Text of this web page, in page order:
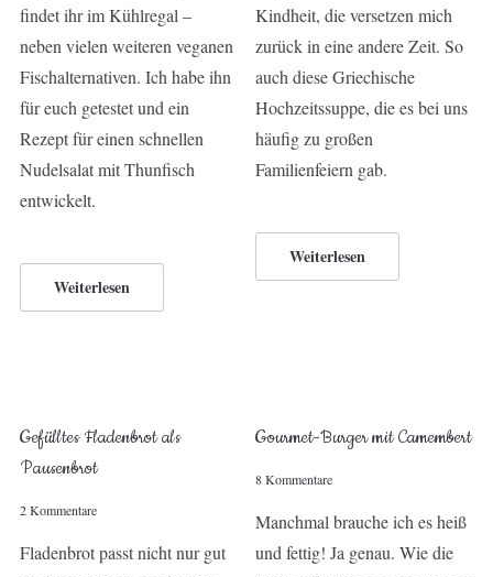
findet ihr im Kühlregal –
neben vielen weiteren veganen
Fischalternativen. Ich habe ihn
für euch getestet und ein
Rezept für einen schnellen
Nudelsalat mit Thunfisch
entwickelt.
Weiterlesen
Kindheit, die versetzen mich
zurück in eine andere Zeit. So
auch diese Griechische
Hochzeitssuppe, die es bei uns
häufig zu großen
Familienfeiern gab.
Weiterlesen
Gefülltes Fladenbrot als
Pausenbrot
2 Kommentare
Fladenbrot passt nicht nur gut
Gourmet-Burger mit Camembert
8 Kommentare
Manchmal brauche ich es heiß
und fettig! Ja genau. Wie die